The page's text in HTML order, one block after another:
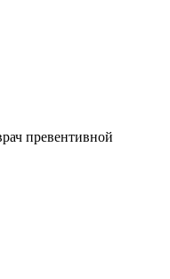
превентивной